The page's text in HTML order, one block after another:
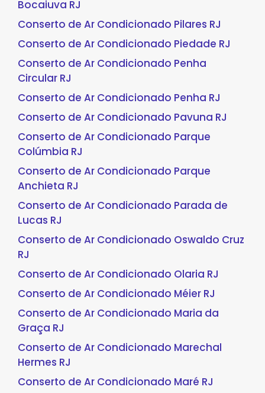
Bocaiuva RJ
Conserto de Ar Condicionado Pilares RJ
Conserto de Ar Condicionado Piedade RJ
Conserto de Ar Condicionado Penha
Circular RJ
Conserto de Ar Condicionado Penha RJ
Conserto de Ar Condicionado Pavuna RJ
Conserto de Ar Condicionado Parque
Colúmbia RJ
Conserto de Ar Condicionado Parque
Anchieta RJ
Conserto de Ar Condicionado Parada de
Lucas RJ
Conserto de Ar Condicionado Oswaldo Cruz
RJ
Conserto de Ar Condicionado Olaria RJ
Conserto de Ar Condicionado Méier RJ
Conserto de Ar Condicionado Maria da
Graça RJ
Conserto de Ar Condicionado Marechal
Hermes RJ
Conserto de Ar Condicionado Maré RJ